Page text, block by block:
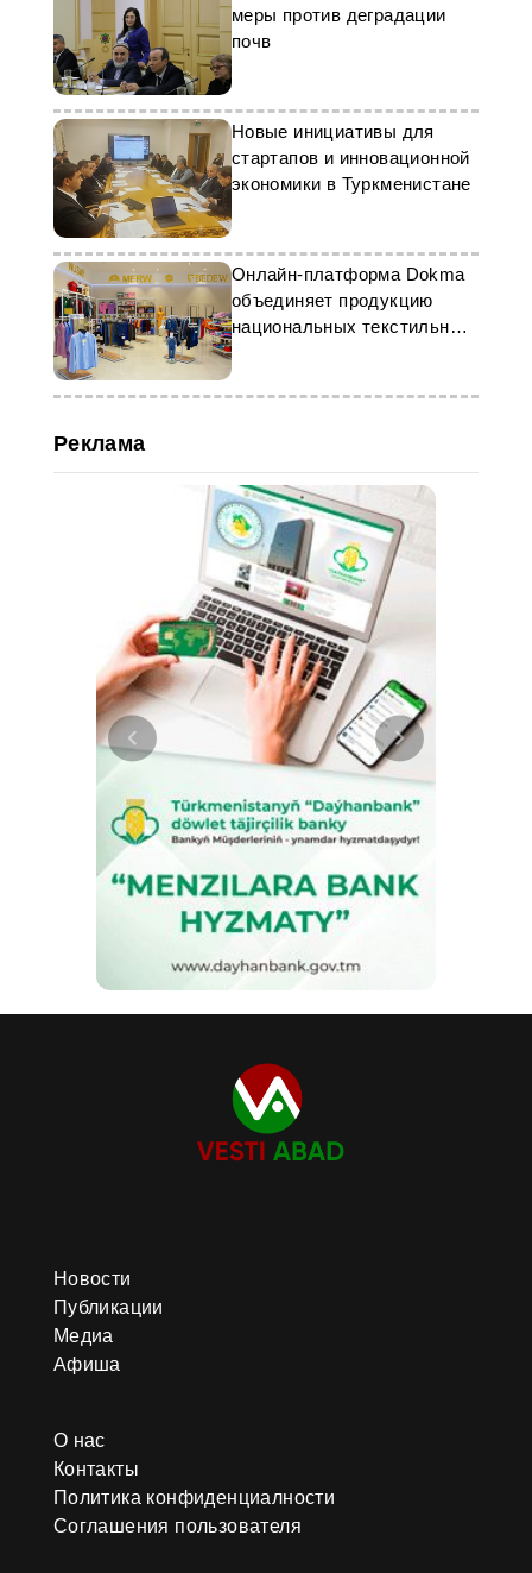
меры против деградации
почв
Новые инициативы для
стартапов и инновационной
экономики в Туркменистане
Онлайн-платформа Dokma
объединяет продукцию
национальных текстильных
брендов
Реклама
Новости
Публикации
Медиа
Афиша
О нас
Контакты
Политика конфиденциалности
Соглашения пользователя